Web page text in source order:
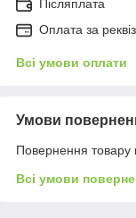
Післяплата
Оплата за
Всі умови оплати
Умови
Повернення товару
Всі умови